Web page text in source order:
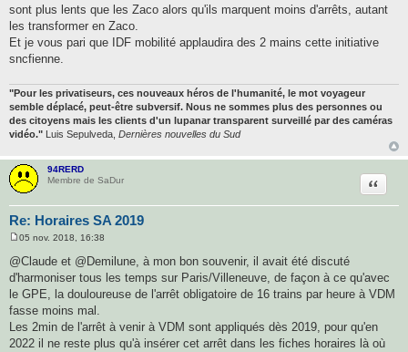
sont plus lents que les Zaco alors qu'ils marquent moins d'arrêts, autant
les transformer en Zaco.
Et je vous pari que IDF mobilité applaudira des 2 mains cette initiative
sncfienne.
"Pour les privatiseurs, ces nouveaux héros de l'humanité, le mot voyageur
semble déplacé, peut-être subversif. Nous ne sommes plus des personnes ou
des citoyens mais les clients d'un lupanar transparent surveillé par des caméras
vidéo." Luis Sepulveda, Dernières nouvelles du Sud
94RERD
Membre de SaDur
Re: Horaires SA 2019
e
s
s
a
g
e
05 nov. 2018, 16:38
@Claude et @Demilune, à mon bon souvenir, il avait été discuté
d'harmoniser tous les temps sur Paris/Villeneuve, de façon à ce qu'avec
le GPE, la douloureuse de l'arrêt obligatoire de 16 trains par heure à VDM
fasse moins mal.
Les 2min de l'arrêt à venir à VDM sont appliqués dès 2019, pour qu'en
2022 il ne reste plus qu'à insérer cet arrêt dans les fiches horaires là où